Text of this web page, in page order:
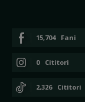
15,704 Fani
0 Cititori
2,326 Cititori